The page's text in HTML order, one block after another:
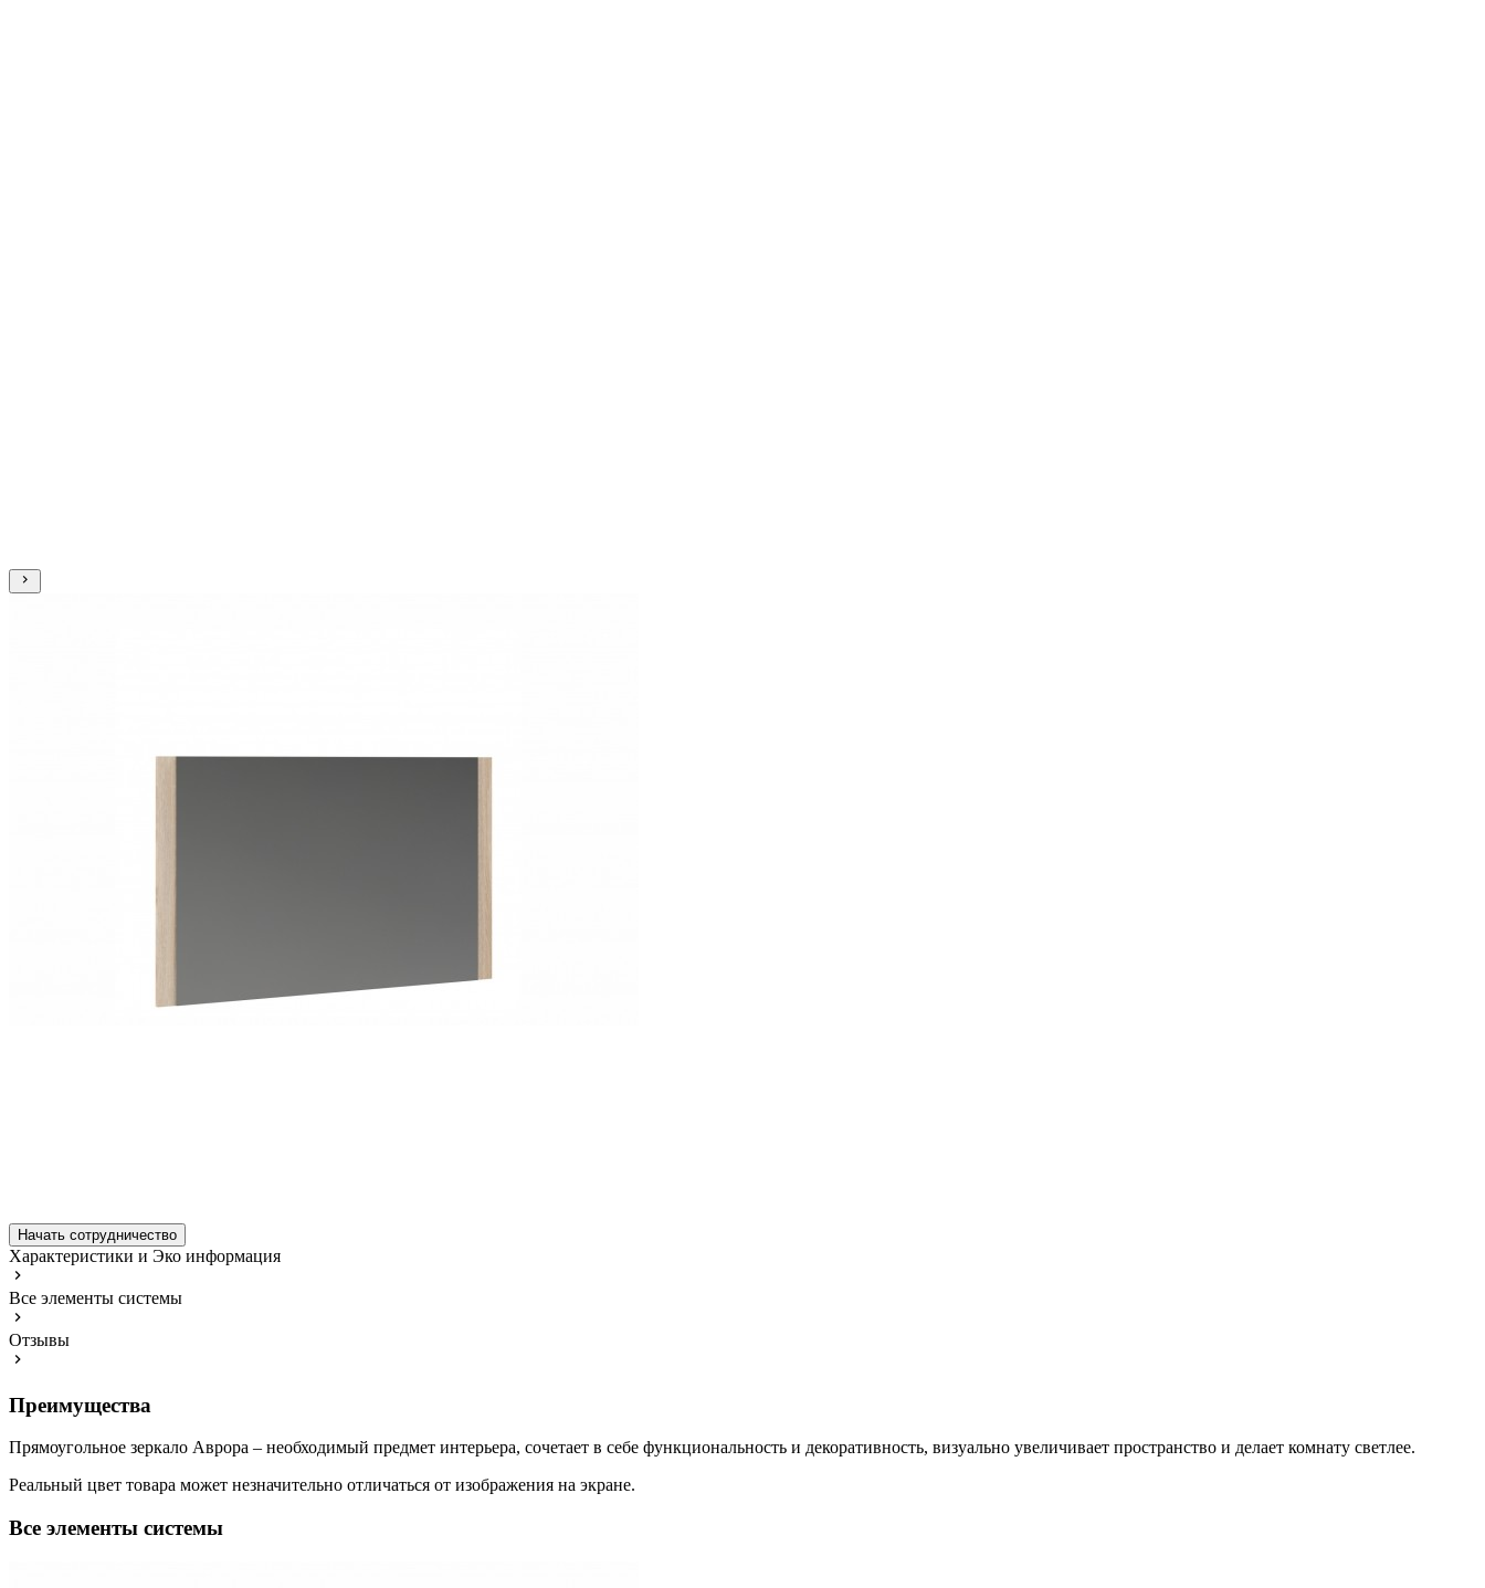
Начать сотрудничество
Характеристики и Эко информация
Все элементы системы
Отзывы
Преимущества
Прямоугольное зеркало Аврора – необходимый предмет интерьера, сочетает в себе функциональность и декоративность, визуально увеличивает пространство и делает комнату светлее.
Реальный цвет товара может незначительно отличаться от изображения на экране.
Все элементы системы